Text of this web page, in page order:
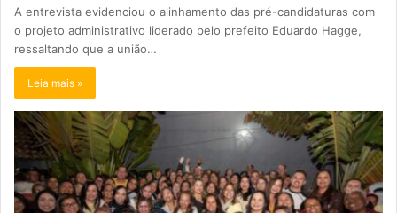
A entrevista evidenciou o alinhamento das pré-candidaturas com
o projeto administrativo liderado pelo prefeito Eduardo Hagge,
ressaltando que a união…
Leia mais »